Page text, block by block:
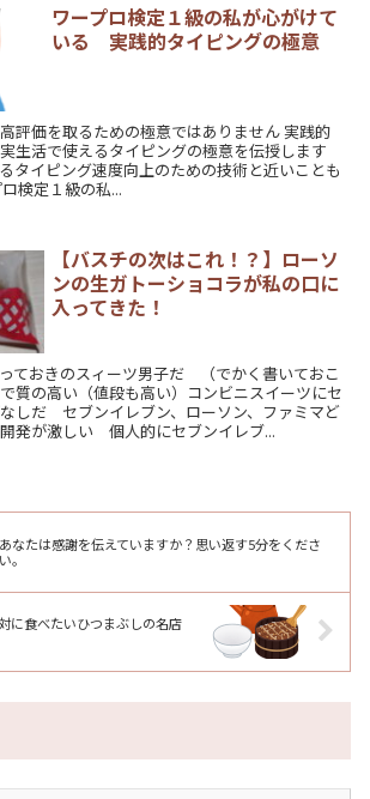
ワープロ検定１級の私が心がけて
いる 実践的タイピングの極意
評価を取るための極意ではありません 実践的
生活で使えるタイピングの極意を伝授します
タイピング速度向上のための技術と近いことも
検定１級の私...
【バスチの次はこれ！？】ローソ
ンの生ガトーショコラが私の口に
入ってきた！
ておきのスィーツ男子だ （でかく書いておこ
質の高い（値段も高い）コンビニスイーツにセ
しだ セブンイレブン、ローソン、ファミマど
発が激しい 個人的にセブンイレブ...
あなたは感謝を伝えていますか？思い返す5分をくださ
い。
に食べたいひつまぶしの名店